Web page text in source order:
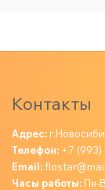
Контакты
Адрес:
Телефон: +7 (993)
Email:
Часы работы: Пн-